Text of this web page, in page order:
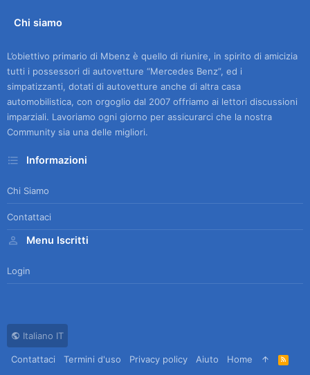
Chi siamo
L’obiettivo primario di Mbenz è quello di riunire, in spirito di amicizia
tutti i possessori di autovetture “Mercedes Benz”, ed i
simpatizzanti, dotati di autovetture anche di altra casa
automobilistica, con orgoglio dal 2007 offriamo ai lettori discussioni
imparziali. Lavoriamo ogni giorno per assicurarci che la nostra
Community sia una delle migliori.
Informazioni
Chi Siamo
Contattaci
Menu Iscritti
Login
Italiano IT
Contattaci Termini d'uso Privacy policy Aiuto Home
R
S